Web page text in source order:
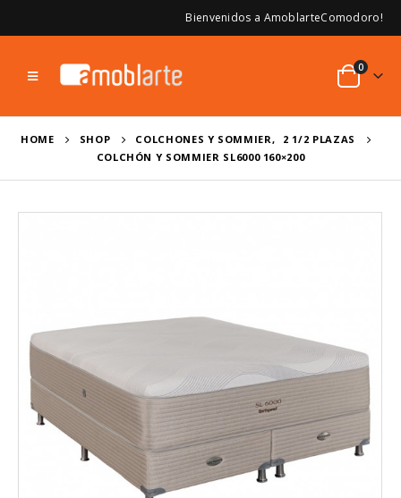
Bienvenidos a AmoblarteComodoro!
0
HOME SHOP COLCHONES Y SOMMIER,
2 1/2 PLAZAS
COLCHÓN Y SOMMIER SL6000 160×200